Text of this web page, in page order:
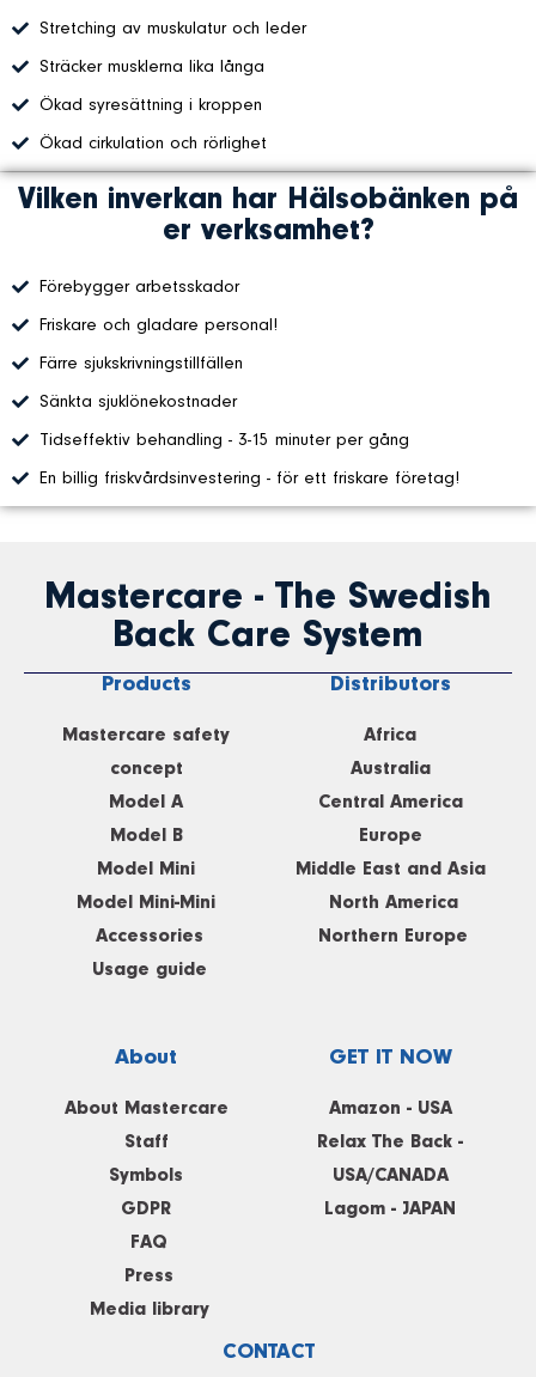
Stretching av muskulatur och leder
Sträcker musklerna lika långa
Ökad syresättning i kroppen
Ökad cirkulation och rörlighet
Vilken inverkan har Hälsobänken på
er verksamhet?
Förebygger arbetsskador
Friskare och gladare personal!
Färre sjukskrivningstillfällen
Sänkta sjuklönekostnader
Tidseffektiv behandling - 3-15 minuter per gång
En billig friskvårdsinvestering - för ett friskare företag!
Mastercare - The Swedish
Back Care System
Products
Mastercare safety
concept
Model A
Model B
Model Mini
Model Mini-Mini
Accessories
Usage guide
Distributors
Africa
Australia
Central America
Europe
Middle East and Asia
North America
Northern Europe
About
About Mastercare
Staff
Symbols
GDPR
FAQ
Press
Media library
GET IT NOW
Amazon - USA
Relax The Back -
USA/CANADA
Lagom - JAPAN
CONTACT